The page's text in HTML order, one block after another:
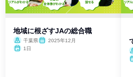
地域に根ざすJAの総合職
千葉県
2025年12月
1日